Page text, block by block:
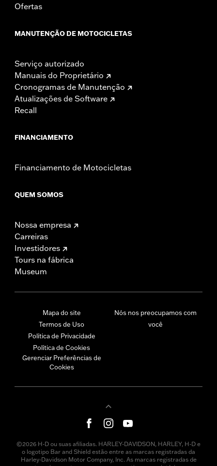
Ofertas
MANUTENÇÃO DE MOTOCICLETAS
Serviço autorizado
Manuais do Proprietário
Cronogramas de Manutenção
Atualizações de Software
Recall
FINANCIAMENTO
Financiamento de Motocicletas
QUEM SOMOS
Nossa empresa
Carreiras
Investidores
Tours na fábrica
Museum
Mapa do site
Termos de Uso
Política de Privacidade
Política de Cookies
Gerenciar Preferências de
Cookies
Nós nos preocupamos com
você
©2026 H-D ou suas afiliadas. HARLEY-DAVIDSON, HARLEY, H-D e
o logotipo Bar and Shield estão entre as marcas registradas da
Harley-Davidson Motor Company, Inc. As marcas registradas de